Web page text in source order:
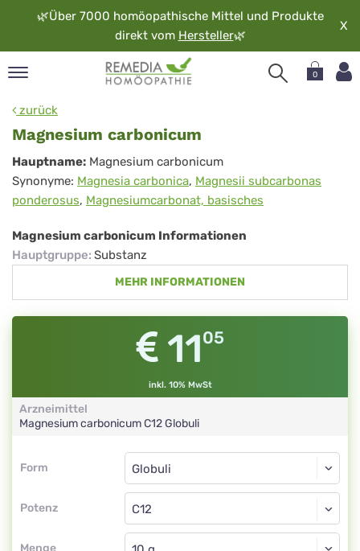
🌿Über 7000 homöopathische Mittel und Produkte
direkt vom Hersteller🌿
X
0
zurück
Magnesium carbonicum
Magnesium
carbonicum
Hauptname: Magnesium carbonicum
Synonyme: Magnesia carbonica, Magnesii subcarbonas
ponderosus, Magnesiumcarbonat, basisches
Magnesium carbonicum Informationen
Hauptgruppe: Substanz
MEHR INFORMATIONEN
1105
inkl. 10% MwSt
Arzneimittel
Magnesium carbonicumC12Globuli
Form
Form
Potenz
Globuli
C12
Menge
Globuli